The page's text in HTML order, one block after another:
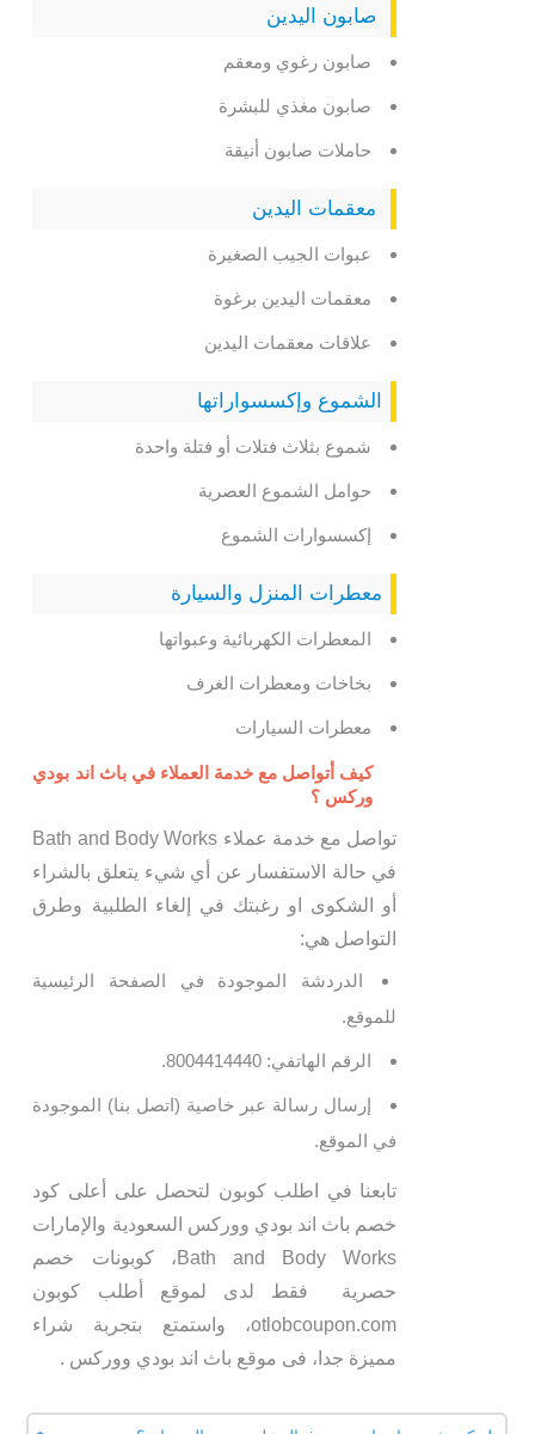
صابون اليدين
صابون رغوي ومعقم
صابون مغذي للبشرة
حاملات صابون أنيقة
معقمات اليدين
عبوات الجيب الصغيرة
معقمات اليدين برغوة
علاقات معقمات اليدين
الشموع وإكسسواراتها
شموع بثلاث فتلات أو فتلة واحدة
حوامل الشموع العصرية
إكسسوارات الشموع
​​​​​​معطرات المنزل والسيارة
المعطرات الكهربائية وعبواتها
بخاخات ومعطرات الغرف
معطرات السيارات
كيف أتواصل مع خدمة العملاء في باث اند بودي
وركس ؟
تواصل مع خدمة عملاء Bath and Body Works
في حالة الاستفسار عن أي شيء يتعلق بالشراء
أو الشكوى او رغبتك في إلغاء الطلبية وطرق
التواصل هي:
الدردشة الموجودة في الصفحة الرئيسية
للموقع.
الرقم الهاتفي: 8004414440.
إرسال رسالة عبر خاصية (اتصل بنا) الموجودة
في الموقع.
تابعنا في اطلب كوبون لتحصل على أعلى كود
خصم باث اند بودي ووركس السعودية والإمارات
Bath and Body Works، كوبونات خصم
حصرية فقط لدى لموقع أطلب كوبون
otlobcoupon.com، واستمتع بتجربة شراء
مميزة جدا، فى موقع باث اند بودي ووركس .